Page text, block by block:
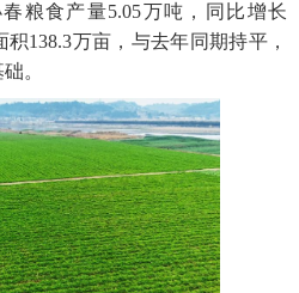
粮食产量5.05万吨，同比增长
138.3万亩，与去年同期持平，
。